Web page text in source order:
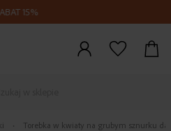
Torebka w kwiaty na grubym sznurku